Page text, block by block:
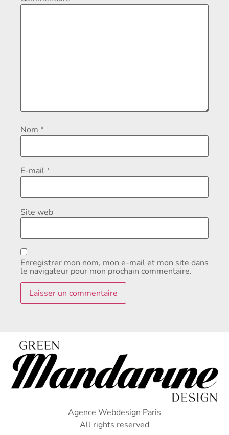
Nom *
E-mail*
Site web
Enregistrer mon nom, mon e-mail et mon site dans
le navigateur pour mon prochain commentaire.
Agence Webdesign Paris
All rights reserved